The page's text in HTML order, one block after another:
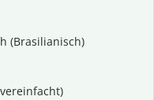
(Brasilianisch)